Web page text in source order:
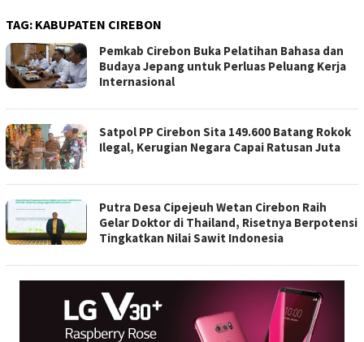
TAG: KABUPATEN CIREBON
Pemkab Cirebon Buka Pelatihan Bahasa dan
Budaya Jepang untuk Perluas Peluang Kerja
Internasional
Satpol PP Cirebon Sita 149.600 Batang Rokok
Ilegal, Kerugian Negara Capai Ratusan Juta
Putra Desa Cipejeuh Wetan Cirebon Raih
Gelar Doktor di Thailand, Risetnya Berpotensi
Tingkatkan Nilai Sawit Indonesia